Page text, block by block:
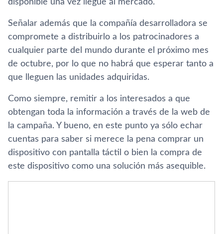
disponible una vez llegue al mercado.
Señalar además que la compañía desarrolladora se
compromete a distribuirlo a los patrocinadores a
cualquier parte del mundo durante el próximo mes
de octubre, por lo que no habrá que esperar tanto a
que lleguen las unidades adquiridas.
Como siempre, remitir a los interesados a que
obtengan toda la información a través de la web de
la campaña. Y bueno, en este punto ya sólo echar
cuentas para saber si merece la pena comprar un
dispositivo con pantalla táctil o bien la compra de
este dispositivo como una solución más asequible.